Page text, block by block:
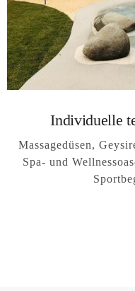
Individuelle
Massagedüsen,
Spa- und